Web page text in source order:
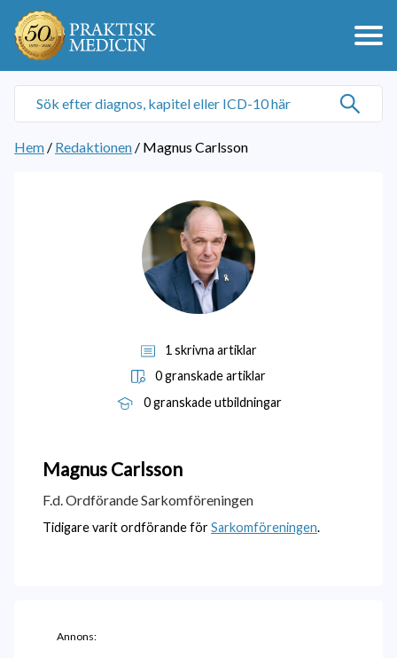
Hem / Redaktionen / Magnus Carlsson
1 skrivna artiklar
0 granskade artiklar
0 granskade utbildningar
Magnus Carlsson
F.d. Ordförande Sarkomföreningen
Tidigare varit ordförande förSarkomföreningen.
Annons: